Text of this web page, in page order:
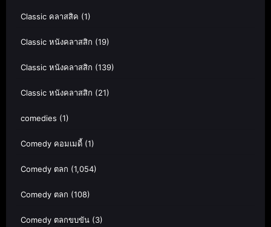
Classic คลาสสิค (1)
Classic หนังคลาสสิก (19)
Classic หนังคลาสสิก (139)
Classic หนังคลาสสิก (21)
comedies (1)
Comedy คอมเมดี้ (1)
Comedy ตลก (1,054)
Comedy ตลก (108)
Comedy ตลกขบขัน (3)